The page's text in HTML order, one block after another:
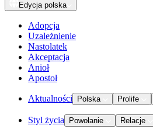
Edycja polska
Adopcja
Uzależnienie
Nastolatek
Akceptacja
Anioł
Apostoł
Aktualności Polska Prolife
Styl życia Powołanie Relacje